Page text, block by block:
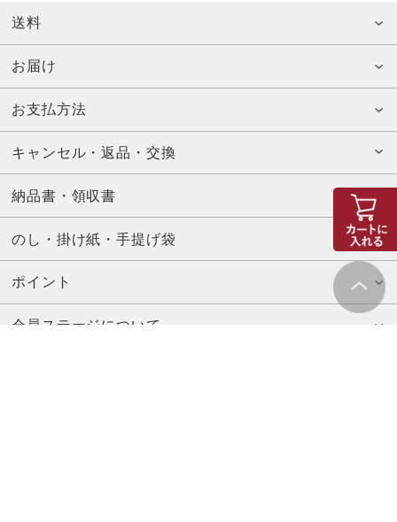
送料
お届け
お支払方法
キャンセル・返品・交換
納品書・領収書
のし・掛け紙・手提げ袋
ポイント
会員ステージについて